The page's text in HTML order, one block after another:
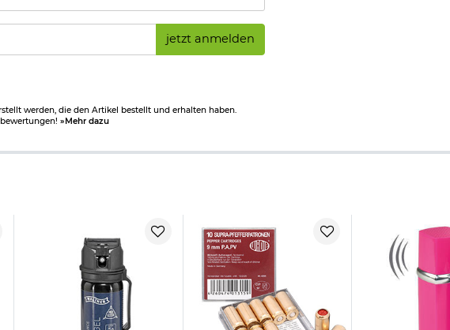
jetzt anmelden
werden, die den Artikel bestellt und erhalten haben.
»Mehr dazu